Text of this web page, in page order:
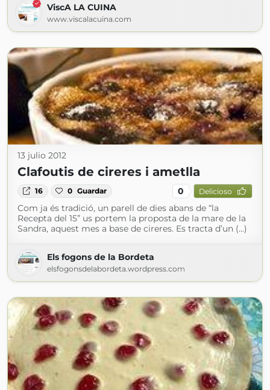
ViscA LA CUINA
www.viscalacuina.com
13 julio 2012
Clafoutis de cireres i ametlla
16 0 Guardar 0 Delicioso
Com ja és tradició, un parell de dies abans de “la
Recepta del 15” us portem la proposta de la mare de la
Sandra, aquest mes a base de cireres. Es tracta d’un (...)
Els fogons de la Bordeta
elsfogonsdelabordeta.wordpress.com